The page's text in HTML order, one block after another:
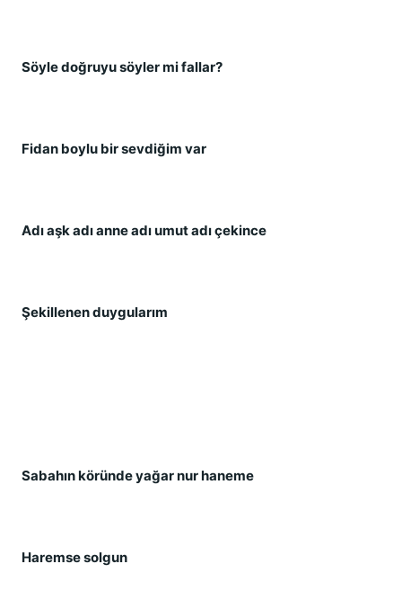
Söyle doğruyu söyler mi fallar?
Fidan boylu bir sevdiğim var
Adı aşk adı anne adı umut adı çekince
Şekillenen duygularım
Sabahın köründe yağar nur haneme
Haremse solgun